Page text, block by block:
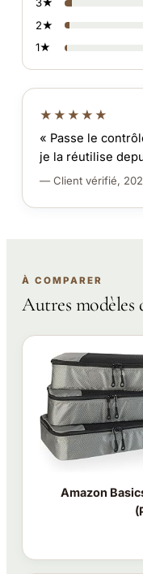
3★
2★
1★
★★★★★
« Passe le
je la réutilise
— Client vérifié,
À COMPARER
Autres modèles
Amazon